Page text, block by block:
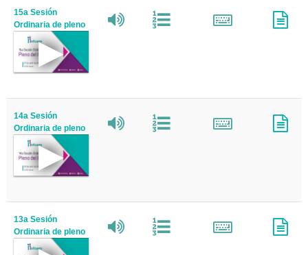
15a Sesión
Ordinaria de pleno
14a Sesión
Ordinaria de pleno
13a Sesión
Ordinaria de pleno